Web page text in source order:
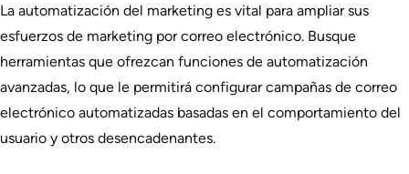
La automatización del marketing es vital para ampliar sus
esfuerzos de marketing por correo electrónico. Busque
herramientas que ofrezcan funciones de automatización
avanzadas, lo que le permitirá configurar campañas de correo
electrónico automatizadas basadas en el comportamiento del
usuario y otros desencadenantes.